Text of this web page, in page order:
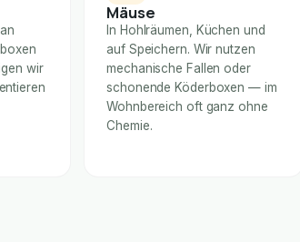
wir
Mäuse
In Hohlräumen, Küchen und
auf Speichern. Wir nutzen
mechanische Fallen oder
schonende Köderboxen — im
Wohnbereich oft ganz ohne
Chemie.